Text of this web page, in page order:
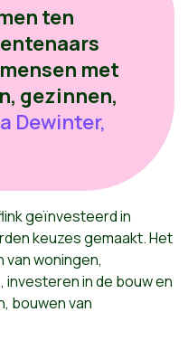
ten
met
gezinnen,
Dewinter,
geïnvesteerd in
keuzes gemaakt. Het
van woningen,
in de bouw en
bouwen van